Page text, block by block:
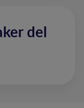
del